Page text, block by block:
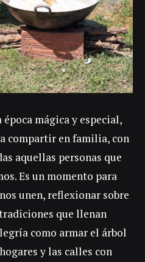
época mágica y especial,
compartir en familia, con
aquellas personas que
Es un momento para
unen, reflexionar sobre
que llenan
como armar el árbol
y las calles con